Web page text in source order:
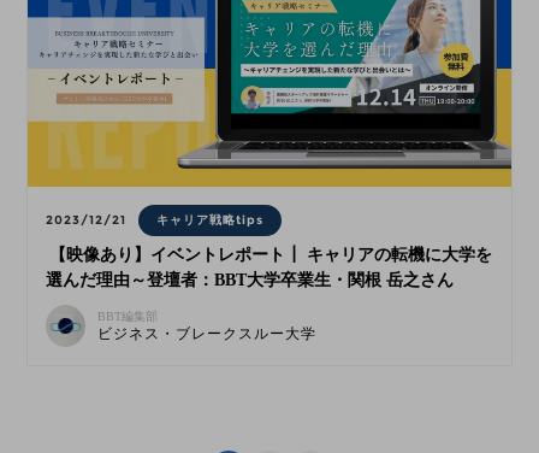
2023/12/21 キャリア戦略tips
【映像あり】イベントレポート┃ キャリアの転機に大学を
選んだ理由～登壇者：BBT大学卒業生・関根 岳之さん
BBT編集部
ビジネス・ブレークスルー大学